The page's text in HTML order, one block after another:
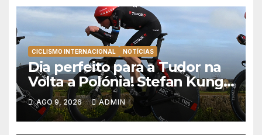
CICLISMO INTERNACIONAL NOTÍCIAS
Dia perfeito para a Tudor na
Volta a Polónia! Stefan Kung
vence contra-relógio e Marco
Brenner revira geral a seu
favor
AGO 9, 2026 ADMIN